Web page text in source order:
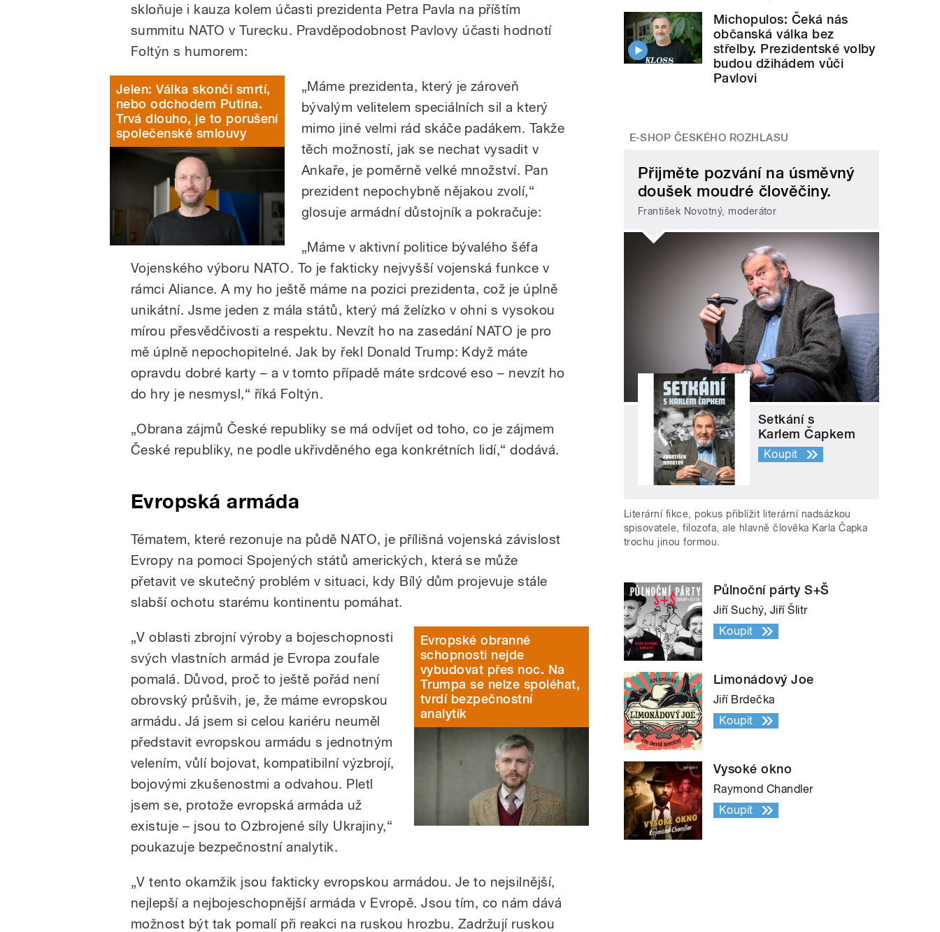
skloňuje i kauza kolem účasti prezidenta Petra Pavla na příštím
summitu NATO v Turecku. Pravděpodobnost Pavlovy účasti hodnotí
Foltýn s humorem:
Jelen: Válka skončí smrtí,
nebo odchodem Putina.
Trvá dlouho, je to porušení
společenské smlouvy
„Máme prezidenta, který je zároveň
bývalým velitelem speciálních sil a který
mimo jiné velmi rád skáče padákem. Takže
těch možností, jak se nechat vysadit v
Ankaře, je poměrně velké množství. Pan
prezident nepochybně nějakou zvolí,“
glosuje armádní důstojník a pokračuje:
„Máme v aktivní politice bývalého šéfa
Vojenského výboru NATO. To je fakticky nejvyšší vojenská funkce v
rámci Aliance. A my ho ještě máme na pozici prezidenta, což je úplně
unikátní. Jsme jeden z mála států, který má želízko v ohni s vysokou
mírou přesvědčivosti a respektu. Nevzít ho na zasedání NATO je pro
mě úplně nepochopitelné. Jak by řekl Donald Trump: Když máte
opravdu dobré karty – a v tomto případě máte srdcové eso – nevzít ho
do hry je nesmysl,“ říká Foltýn.
„Obrana zájmů České republiky se má odvíjet od toho, co je zájmem
České republiky, ne podle ukřivděného ega konkrétních lidí,“ dodává.
Evropská armáda
Tématem, které rezonuje na půdě NATO, je přílišná vojenská závislost
Evropy na pomoci Spojených států amerických, která se může
přetavit ve skutečný problém v situaci, kdy Bílý dům projevuje stále
slabší ochotu starému kontinentu pomáhat.
Evropské obranné
schopnosti nejde
vybudovat přes noc. Na
Trumpa se nelze spoléhat,
tvrdí bezpečnostní
analytik
„V oblasti zbrojní výroby a bojeschopnosti
svých vlastních armád je Evropa zoufale
pomalá. Důvod, proč to ještě pořád není
obrovský průšvih, je, že máme evropskou
armádu. Já jsem si celou kariéru neuměl
představit evropskou armádu s jednotným
velením, vůlí bojovat, kompatibilní výzbrojí,
bojovými zkušenostmi a odvahou. Pletl
jsem se, protože evropská armáda už
existuje – jsou to Ozbrojené síly Ukrajiny,“
poukazuje bezpečnostní analytik.
„V tento okamžik jsou fakticky evropskou armádou. Je to nejsilnější,
nejlepší a nejbojeschopnější armáda v Evropě. Jsou tím, co nám dává
možnost být tak pomalí při reakci na ruskou hrozbu. Zadržují ruskou
Michopulos: Čeká nás
občanská válka bez
střelby. Prezidentské volby
budou džihádem vůči
Pavlovi
E-SHOP ČESKÉHO ROZHLASU
Přijměte pozvání na úsměvný
doušek moudré člověčiny.
František Novotný, moderátor
Setkání s
Karlem Čapkem
Koupit
Literární fikce, pokus přiblížit literární nadsázkou
spisovatele, filozofa, ale hlavně člověka Karla Čapka
trochu jinou formou.
Půlnoční párty S+Š
Jiří Suchý, Jiří Šlitr
Koupit
Limonádový Joe
Jiří Brdečka
Koupit
Vysoké okno
Raymond Chandler
Koupit